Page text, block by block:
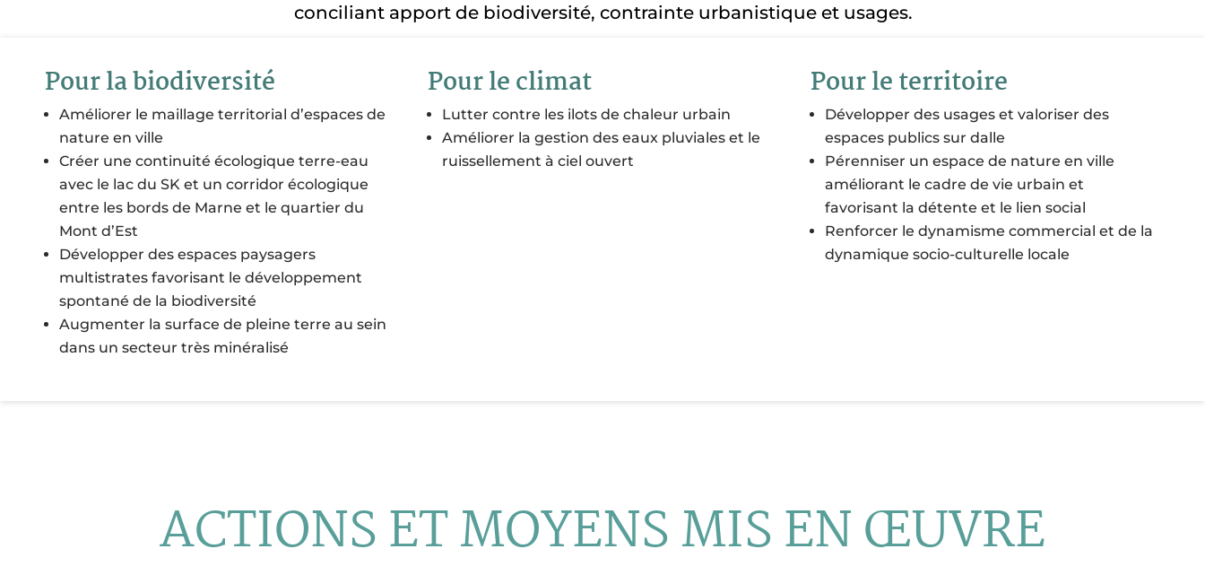
conciliant apport de biodiversité, contrainte urbanistique et usages.
Pour la biodiversité
Améliorer le maillage territorial d’espaces de
nature en ville
Créer une continuité écologique terre-eau
avec le lac du SK et un corridor écologique
entre les bords de Marne et le quartier du
Mont d’Est
Développer des espaces paysagers
multistrates favorisant le développement
spontané de la biodiversité
Augmenter la surface de pleine terre au sein
dans un secteur très minéralisé
Pour le climat
Lutter contre les ilots de chaleur urbain
Améliorer la gestion des eaux pluviales et le
ruissellement à ciel ouvert
Pour le territoire
Développer des usages et valoriser des
espaces publics sur dalle
Pérenniser un espace de nature en ville
améliorant le cadre de vie urbain et
favorisant la détente et le lien social
Renforcer le dynamisme commercial et de la
dynamique socio-culturelle locale
ACTIONS ET MOYENS MIS ENŒUVRE